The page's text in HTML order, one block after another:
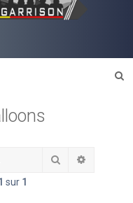
Rechercher
sur 1